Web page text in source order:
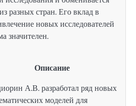
разных стран. Его вклад в
новых исследователей
значителен.
Описание
А.В. разработал ряд новых
моделей для